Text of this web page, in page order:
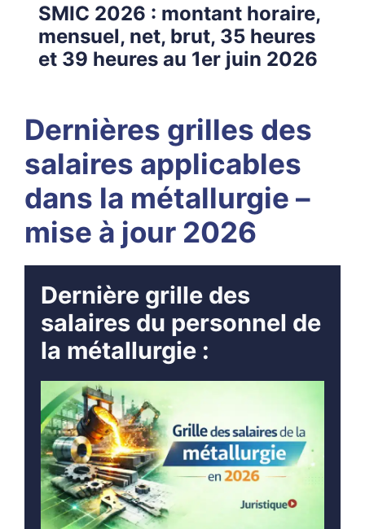
SMIC 2026 : montant horaire,
mensuel, net, brut, 35 heures
et 39 heures au 1er juin 2026
Dernières grilles des
salaires applicables
dans la métallurgie –
mise à jour 2026
Dernière grille des
salaires du personnel de
la métallurgie :